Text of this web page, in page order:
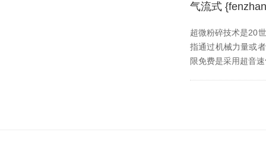
气流式
超微粉碎技术是20世
指通过机械力量或者
限免费是采用超音速